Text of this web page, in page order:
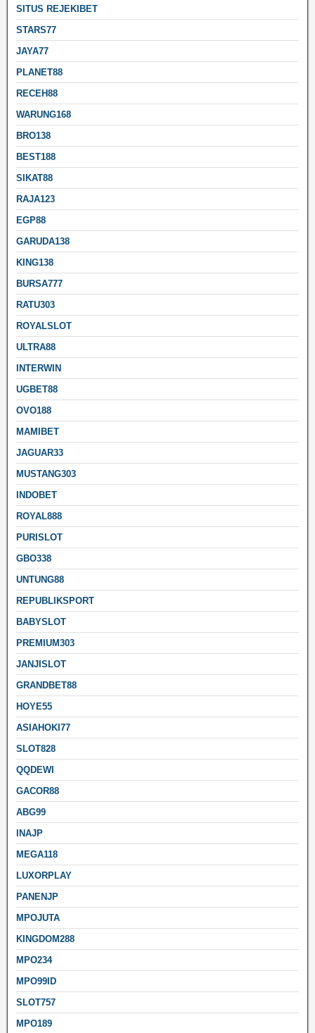
SITUS REJEKIBET
STARS77
JAYA77
PLANET88
RECEH88
WARUNG168
BRO138
BEST188
SIKAT88
RAJA123
EGP88
GARUDA138
KING138
BURSA777
RATU303
ROYALSLOT
ULTRA88
INTERWIN
UGBET88
OVO188
MAMIBET
JAGUAR33
MUSTANG303
INDOBET
ROYAL888
PURISLOT
GBO338
UNTUNG88
REPUBLIKSPORT
BABYSLOT
PREMIUM303
JANJISLOT
GRANDBET88
HOYE55
ASIAHOKI77
SLOT828
QQDEWI
GACOR88
ABG99
INAJP
MEGA118
LUXORPLAY
PANENJP
MPOJUTA
KINGDOM288
MPO234
MPO99ID
SLOT757
MPO189